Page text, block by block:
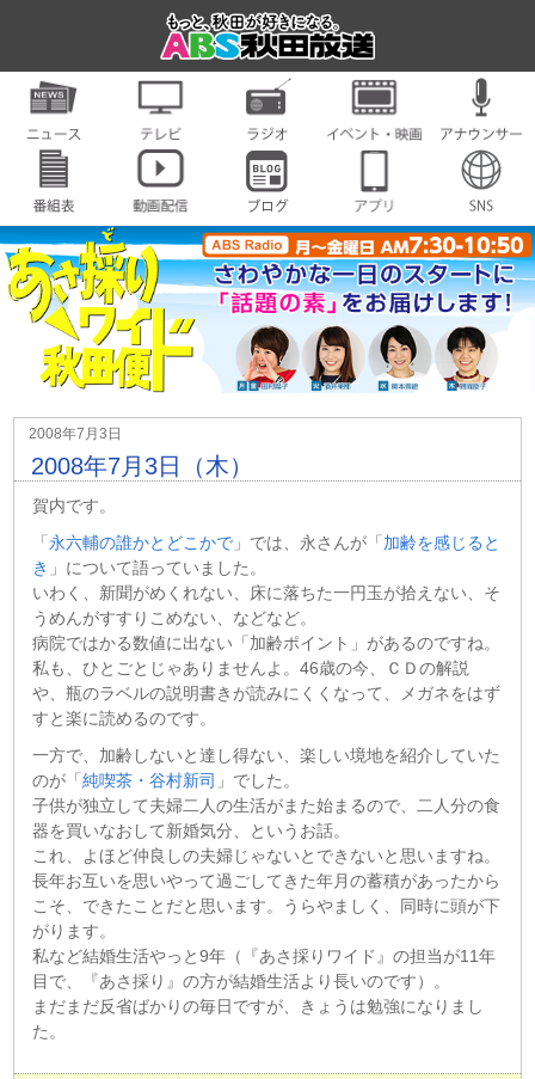
2008年7月3日
2008年7月3日（木）
賀内です。
「 永六輔の誰かとどこかで 」では、永さんが「 加齢を感じると
き 」について語っていました。
いわく、新聞がめくれない、床に落ちた一円玉が拾えない、そ
うめんがすすりこめない、などなど。
病院ではかる数値に出ない「加齢ポイント」があるのですね。
私も、ひとごとじゃありませんよ。46歳の今、ＣＤの解説
や、瓶のラベルの説明書きが読みにくくなって、メガネをはず
すと楽に読めるのです。
一方で、加齢しないと達し得ない、楽しい境地を紹介していた
のが「純喫茶・谷村新司 」でした。
子供が独立して夫婦二人の生活がまた始まるので、二人分の食
器を買いなおして新婚気分、というお話。
これ、よほど仲良しの夫婦じゃないとできないと思いますね。
長年お互いを思いやって過ごしてきた年月の蓄積があったから
こそ、できたことだと思います。うらやましく、同時に頭が下
がります。
私など結婚生活やっと9年（『あさ採りワイド』の担当が11年
目で、『あさ採り』の方が結婚生活より長いのです）。
まだまだ反省ばかりの毎日ですが、きょうは勉強になりまし
た。